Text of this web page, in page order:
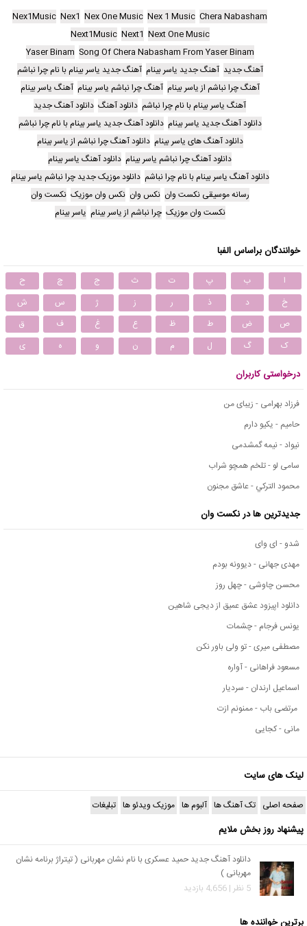
Chera Nabasham
Nex 1 Music
Nex One Music
Nex1
Nex1Music
Next One Music
Next1
Next1Music
Song Of Chera Nabasham From Yaser Binam
Yaser Binam
آهنگ جدید آهنگ جدید یاسر بینام آهنگ جدید یاسر بینام با نام چرا نباشم
آهنگ چرا نباشم از یاسر بینام آهنگ چرا نباشم یاسر بینام آهنگ یاسر بینام
آهنگ یاسر بینام با نام چرا نباشم دانلود آهنگ دانلود آهنگ جدید
دانلود آهنگ جدید یاسر بینام دانلود آهنگ جدید یاسر بینام با نام چرا نباشم
دانلود آهنگ های یاسر بینام دانلود آهنگ چرا نباشم از یاسر بینام
دانلود آهنگ چرا نباشم یاسر بینام دانلود آهنگ یاسر بینام
دانلود آهنگ یاسر بینام با نام چرا نباشم دانلود موزیک جدید چرا نباشم یاسر بینام
رسانه موسیقی نکست وان نکس وان نکس وان موزیک نکست وان
نکست وان موزیک چرا نباشم از یاسر بینام یاسر بینام
خوانندگان براساس الفبا
ا ب پ ت ث ج چ
ح
خ
د ذ ر ز ژ س
ش
ص
ض ط ظ ع غ ف
ق
ک
گ ل م ن و ه ی
درخواستی کاربران
فرزاد بهرامی - زیبای من
حامیم - یکیو دارم
نیواد - نیمه گمشدمی
سامی لو - تلخم همچو شراب
محمود التركي - عاشق مجنون
جدیدترین ها در نکست وان
شدو - ای وای
مهدی جهانی - دیوونه بودم
محسن چاوشی - چهل روز
دانلود اپیزود عشق عمیق از دیجی شاهین
یونس فرجام - چشمات
مصطفی میری - تو ولی باور نکن
مسعود فراهانی - آواره
اسماعیل ارندان - سردیار
مرتضی باب - ممنونم ازت
مانی - کجایی
لینک های سایت
صفحه اصلی تک آهنگ ها آلبوم ها موزیک ویدئو ها تبلیغات
پیشنهاد روز بخش ملایم
دانلود آهنگ جدید حمید عسکری با نام نشان مهربانی ( تیتراژ برنامه نشان
مهربانی )
5 نظر | 4,656 بازدید
برترین خواننده ها